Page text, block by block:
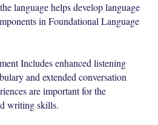
language helps develop language
in Foundational Language
Includes enhanced listening
and extended conversation
are important for the
writing skills.